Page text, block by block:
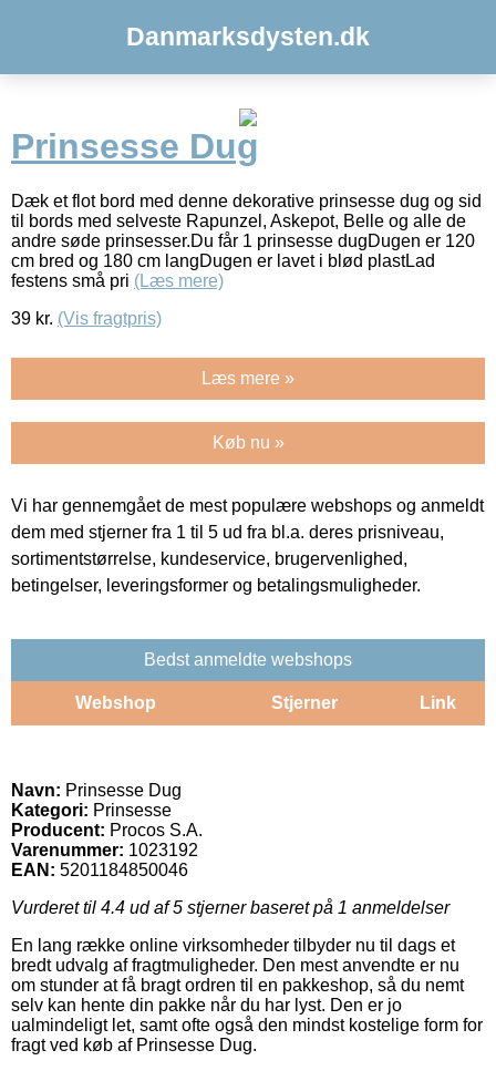
Danmarksdysten.dk
Prinsesse Dug
Dæk et flot bord med denne dekorative prinsesse dug og sid
til bords med selveste Rapunzel, Askepot, Belle og alle de
andre søde prinsesser.Du får 1 prinsesse dugDugen er 120
cm bred og 180 cm langDugen er lavet i blød plastLad
festens små pri (Læs mere)
39 kr. (Vis fragtpris)
Læs mere »
Køb nu »
Vi har gennemgået de mest populære webshops og anmeldt
dem med stjerner fra 1 til 5 ud fra bl.a. deres prisniveau,
sortimentstørrelse, kundeservice, brugervenlighed,
betingelser, leveringsformer og betalingsmuligheder.
Bedst anmeldte webshops
Webshop Stjerner Link
Navn: Prinsesse Dug
Kategori: Prinsesse
Producent: Procos S.A.
Varenummer: 1023192
EAN: 5201184850046
Vurderet til 4.4 ud af 5 stjerner baseret på 1 anmeldelser
En lang række online virksomheder tilbyder nu til dags et
bredt udvalg af fragtmuligheder. Den mest anvendte er nu
om stunder at få bragt ordren til en pakkeshop, så du nemt
selv kan hente din pakke når du har lyst. Den er jo
ualmindeligt let, samt ofte også den mindst kostelige form for
fragt ved køb af Prinsesse Dug.